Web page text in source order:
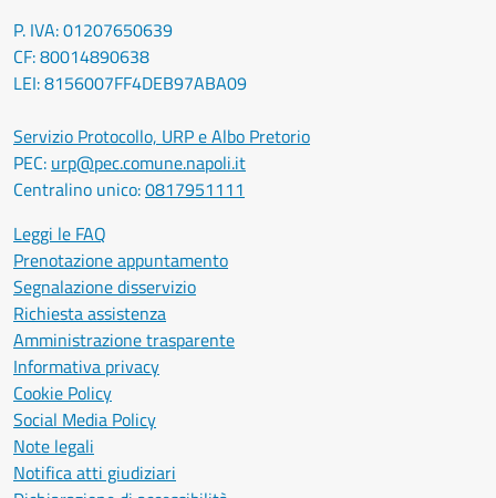
P. IVA: 01207650639
CF: 80014890638
LEI: 8156007FF4DEB97ABA09
Servizio Protocollo, URP e Albo Pretorio
PEC: urp@pec.comune.napoli.it
Centralino unico:0817951111
Leggi le FAQ
Prenotazione appuntamento
Segnalazione disservizio
Richiesta assistenza
Amministrazione trasparente
Informativa privacy
Cookie Policy
Social Media Policy
Note legali
Notifica atti giudiziari